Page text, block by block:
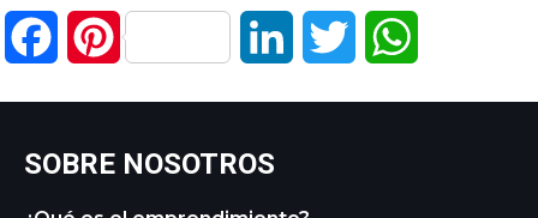
FacebookPinterest LinkedIn Twitter
SOBRE NOSOTROS